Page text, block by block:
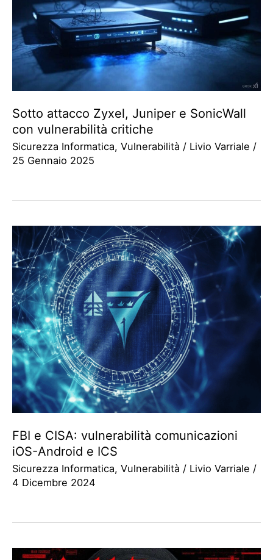
Sotto attacco Zyxel, Juniper e SonicWall
con vulnerabilità critiche
Sicurezza Informatica, Vulnerabilità / Livio Varriale /
25 Gennaio 2025
FBI e CISA: vulnerabilità comunicazioni
iOS-Android e ICS
Sicurezza Informatica, Vulnerabilità / Livio Varriale /
4 Dicembre 2024